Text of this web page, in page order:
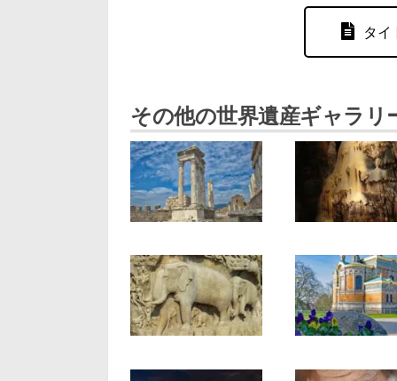
タイ
その他の世界遺産ギャラリ